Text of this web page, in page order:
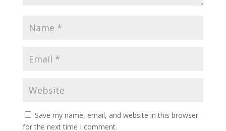
Save my name, email, and website in this browser
for the next time I comment.